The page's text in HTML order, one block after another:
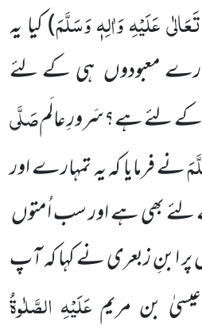
عَلَیْہِ وَاٰلِہٖ وَسَلَّمَ)کیا یہ
معبودوں ہی کے لئے
کے لئے ہے؟سَرورِ عالَمصَلَّی
نے فرمایا کہ یہ تمہارے اور
بھی ہے اور سب اُمتوں
ابنِ زبعری نے کہا کہ آپ
بن مریم عَلَیْہِ الصَّلٰوۃُ